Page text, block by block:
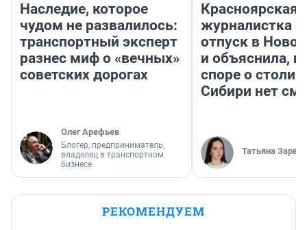
Наследие, которое
чудом не развалилось:
транспортный эксперт
разнес миф о «вечных»
советских дорогах
Олег Арефьев
Блогер, предприниматель,
владелец в транспортном
бизнесе
Красноярская
журналистка
отпуск в
и объяснила,
споре о
Сибири нет
Татьяна Зарва
РЕКОМЕНДУЕМ